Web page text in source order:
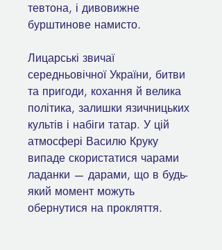
тевтона, і дивовижне
бурштинове намисто.
Лицарські звичаї
середньовічної України, битви
та пригоди, кохання й велика
політика, залишки язичницьких
культів і набіги татар. У цій
атмосфері Василю Круку
випаде скористатися чарами
ладанки — дарами, що в будь-
який момент можуть
обернутися на прокляття.